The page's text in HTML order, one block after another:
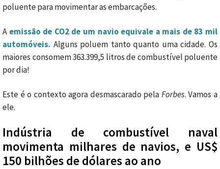
poluente para movimentar as embarcações.
A emissão de CO2 de um navio equivale a mais de 83 mil
automóveis. Alguns poluem tanto quanto uma cidade. Os
maiores consomem 363.399,5 litros de combustível poluente
por dia!
Este é o contexto agora desmascarado pela Forbes. Vamos a
ele.
Indústria de combustível naval
movimenta milhares de navios, e US$
150 bilhões de dólares ao ano